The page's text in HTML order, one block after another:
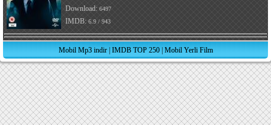
Download: 6497
IMDB: 6.9 / 943
Mobil Mp3 indir| IMDB TOP 250| Mobil Yerli Film